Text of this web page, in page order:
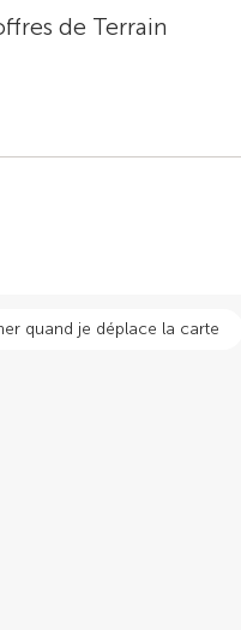
de Terrain
quand je déplace la carte